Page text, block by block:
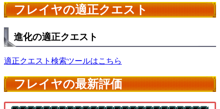
フレイヤの適正クエスト
進化の適正クエスト
適正クエスト検索ツールはこちら
フレイヤの最新評価